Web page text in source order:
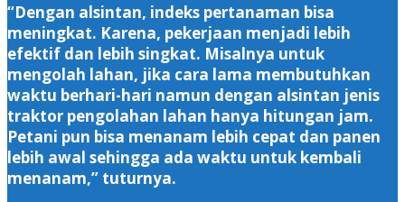
“Dengan alsintan, indeks pertanaman bisa
meningkat. Karena, pekerjaan menjadi lebih
efektif dan lebih singkat. Misalnya untuk
mengolah lahan, jika cara lama membutuhkan
waktu berhari-hari namun dengan alsintan jenis
traktor pengolahan lahan hanya hitungan jam.
Petani pun bisa menanam lebih cepat dan panen
lebih awal sehingga ada waktu untuk kembali
menanam,” tuturnya.